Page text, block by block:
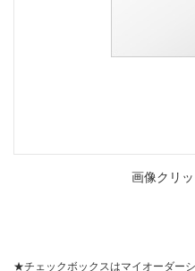
画像クリ
★チェックボックスはマイオーダー